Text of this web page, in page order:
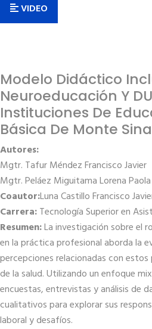
VIDEO
Modelo Didáctico
Neuroeducación Y
Instituciones De
Básica De Monte
Autores:
Mgtr. Tafur Méndez Francisco Javier
Mgtr. Peláez Miguitama Lorena Paola
Coautor:Luna Castillo Francisco
Carrera:Tecnología Superior en
Resumen:La investigación sobre el
en la práctica profesional aborda la
percepciones relacionadas con
de la salud. Utilizando un enfoque
encuestas, entrevistas y análisis de
cualitativos para explorar sus
laboral y desafíos.